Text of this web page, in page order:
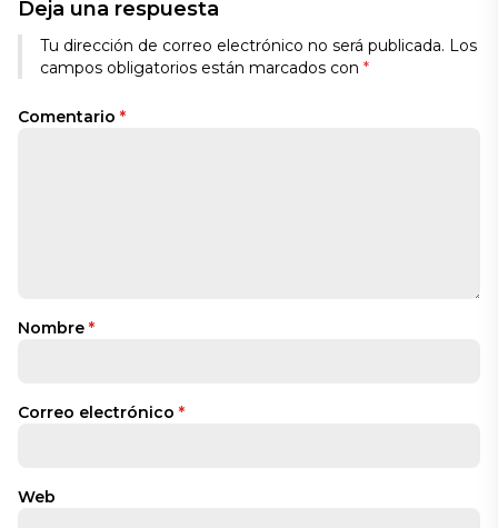
Deja una respuesta
Tu dirección de correo electrónico no será publicada. Los
campos obligatorios están marcados con *
Comentario *
Nombre *
Correo electrónico *
Web